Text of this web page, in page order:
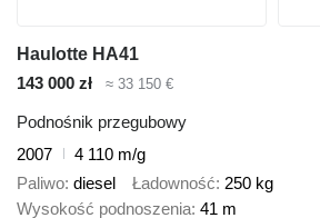
Haulotte HA41
143 000 zł
≈ 33 150 €
Podnośnik przegubowy
2007
4 110 m/g
Paliwo diesel Ładowność 250 kg
Wysokość podnoszenia 41 m